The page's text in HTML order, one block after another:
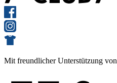
Mit freundlicher Unterstützung von